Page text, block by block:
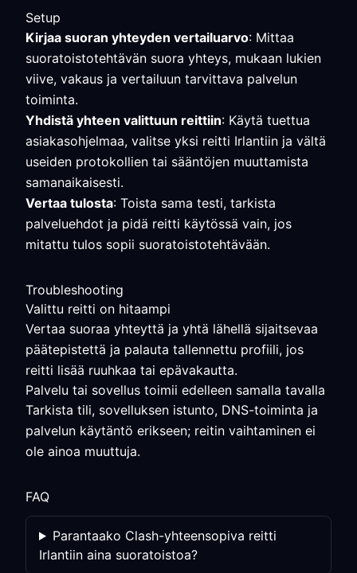
Setup
Kirjaa suoran yhteyden vertailuarvo: Mittaa
suoratoistotehtävän suora yhteys, mukaan lukien
viive, vakaus ja vertailuun tarvittava palvelun
toiminta.
Yhdistä yhteen valittuun reittiin: Käytä tuettua
asiakasohjelmaa, valitse yksi reitti Irlantiin ja vältä
useiden protokollien tai sääntöjen muuttamista
samanaikaisesti.
Vertaa tulosta: Toista sama testi, tarkista
palveluehdot ja pidä reitti käytössä vain, jos
mitattu tulos sopii suoratoistotehtävään.
Troubleshooting
Valittu reitti on hitaampi
Vertaa suoraa yhteyttä ja yhtä lähellä sijaitsevaa
päätepistettä ja palauta tallennettu profiili, jos
reitti lisää ruuhkaa tai epävakautta.
Palvelu tai sovellus toimii edelleen samalla tavalla
Tarkista tili, sovelluksen istunto, DNS-toiminta ja
palvelun käytäntö erikseen; reitin vaihtaminen ei
ole ainoa muuttuja.
FAQ
Parantaako Clash-yhteensopiva reitti
Irlantiin aina suoratoistoa?